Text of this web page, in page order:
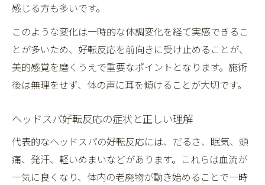
感じる方も多いです。
このような変化は一時的な体調変化を経て実感できるこ
とが多いため、好転反応を前向きに受け止めることが、
美的感覚を磨くうえで重要なポイントとなります。施術
後は無理をせず、体の声に耳を傾けることが大切です。
ヘッドスパ好転反応の症状と正しい理解
代表的なヘッドスパの好転反応には、だるさ、眠気、頭
痛、発汗、軽いめまいなどがあります。これらは血流が
一気に良くなり、体内の老廃物が動き始めることで一時